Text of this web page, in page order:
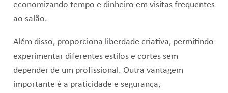
economizando tempo e dinheiro em visitas frequentes
ao salão.
Além disso, proporciona liberdade criativa, permitindo
experimentar diferentes estilos e cortes sem
depender de um profissional. Outra vantagem
importante é a praticidade e segurança,